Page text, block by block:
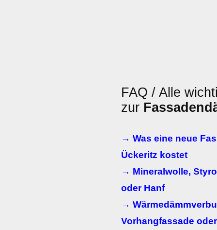
FAQ / Alle
zur
→ Was eine neue
Ückeritz kostet
→ Mineralwolle,
oder Hanf
→
Vorhangfassade